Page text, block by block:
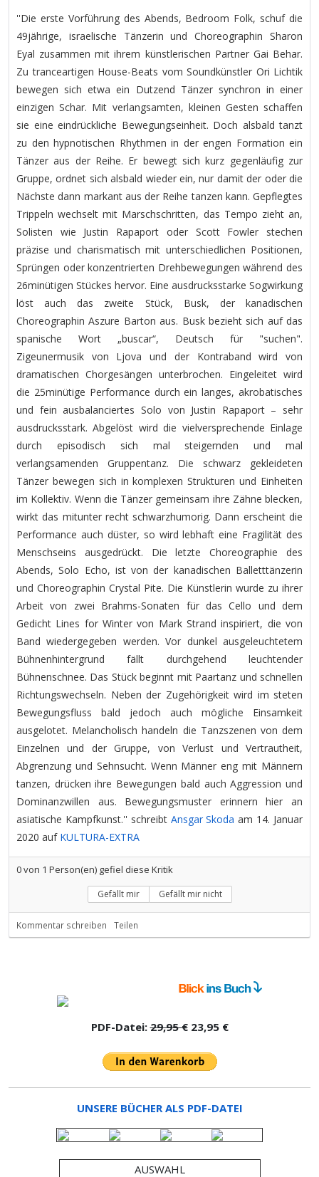
''Die erste Vorführung des Abends, Bedroom Folk, schuf die
49jährige, israelische Tänzerin und Choreographin Sharon
Eyal zusammen mit ihrem künstlerischen Partner Gai Behar.
Zu tranceartigen House-Beats vom Soundkünstler Ori Lichtik
bewegen sich etwa ein Dutzend Tänzer synchron in einer
einzigen Schar. Mit verlangsamten, kleinen Gesten schaffen
sie eine eindrückliche Bewegungseinheit. Doch alsbald tanzt
zu den hypnotischen Rhythmen in der engen Formation ein
Tänzer aus der Reihe. Er bewegt sich kurz gegenläufig zur
Gruppe, ordnet sich alsbald wieder ein, nur damit der oder die
Nächste dann markant aus der Reihe tanzen kann. Gepflegtes
Trippeln wechselt mit Marschschritten, das Tempo zieht an,
Solisten wie Justin Rapaport oder Scott Fowler stechen
präzise und charismatisch mit unterschiedlichen Positionen,
Sprüngen oder konzentrierten Drehbewegungen während des
26minütigen Stückes hervor. Eine ausdrucksstarke Sogwirkung
löst auch das zweite Stück, Busk, der kanadischen
Choreographin Aszure Barton aus. Busk bezieht sich auf das
spanische Wort „buscar“, Deutsch für "suchen".
Zigeunermusik von Ljova und der Kontraband wird von
dramatischen Chorgesängen unterbrochen. Eingeleitet wird
die 25minütige Performance durch ein langes, akrobatisches
und fein ausbalanciertes Solo von Justin Rapaport – sehr
ausdrucksstark. Abgelöst wird die vielversprechende Einlage
durch episodisch sich mal steigernden und mal
verlangsamenden Gruppentanz. Die schwarz gekleideten
Tänzer bewegen sich in komplexen Strukturen und Einheiten
im Kollektiv. Wenn die Tänzer gemeinsam ihre Zähne blecken,
wirkt das mitunter recht schwarzhumorig. Dann erscheint die
Performance auch düster, so wird lebhaft eine Fragilität des
Menschseins ausgedrückt. Die letzte Choreographie des
Abends, Solo Echo, ist von der kanadischen Balletttänzerin
und Choreographin Crystal Pite. Die Künstlerin wurde zu ihrer
Arbeit von zwei Brahms-Sonaten für das Cello und dem
Gedicht Lines for Winter von Mark Strand inspiriert, die von
Band wiedergegeben werden. Vor dunkel ausgeleuchtetem
Bühnenhintergrund fällt durchgehend leuchtender
Bühnenschnee. Das Stück beginnt mit Paartanz und schnellen
Richtungswechseln. Neben der Zugehörigkeit wird im steten
Bewegungsfluss bald jedoch auch mögliche Einsamkeit
ausgelotet. Melancholisch handeln die Tanzszenen von dem
Einzelnen und der Gruppe, von Verlust und Vertrautheit,
Abgrenzung und Sehnsucht. Wenn Männer eng mit Männern
tanzen, drücken ihre Bewegungen bald auch Aggression und
Dominanzwillen aus. Bewegungsmuster erinnern hier an
asiatische Kampfkunst.'' schreibt Ansgar Skoda am 14. Januar
2020 auf KULTURA-EXTRA
0von 1 Person(en) gefiel diese Kritik
Gefällt mir Gefällt mir nicht
Kommentar schreiben Teilen
PDF-Datei:29,95 €23,95 €
UNSERE BÜCHER ALS PDF-DATEI
AUSWAHL